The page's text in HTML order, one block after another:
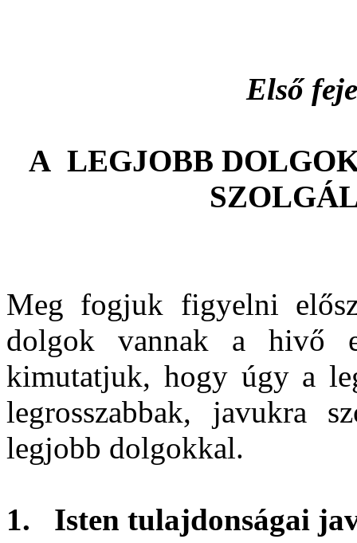
Első
A LEGJOBB
Meg fogjuk figyelni
dolgok vannak a hivő
kimutatjuk, hogy úgy a
legrosszabbak, javukra
legjobb dolgokkal.
1.
Isten tulajdonságai